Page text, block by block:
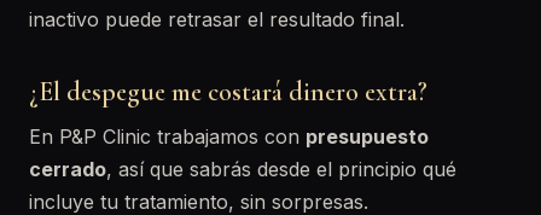
inactivo puede retrasar el resultado final.
¿El despegue me costará dinero extra?
En P&P Clinic trabajamos con presupuesto
cerrado, así que sabrás desde el principio qué
incluye tu tratamiento, sin sorpresas.